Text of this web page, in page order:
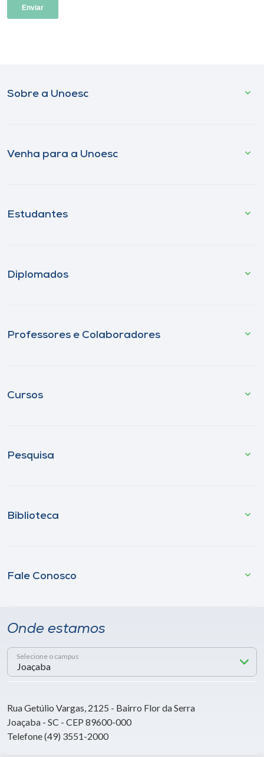
Sobre a Unoesc
Venha para a Unoesc
Estudantes
Diplomados
Professores e Colaboradores
Cursos
Pesquisa
Biblioteca
Fale Conosco
Onde estamos
Selecione o campus
Rua Getúlio Vargas, 2125 - Bairro Flor da Serra
Joaçaba - SC - CEP 89600-000
Telefone (49) 3551-2000